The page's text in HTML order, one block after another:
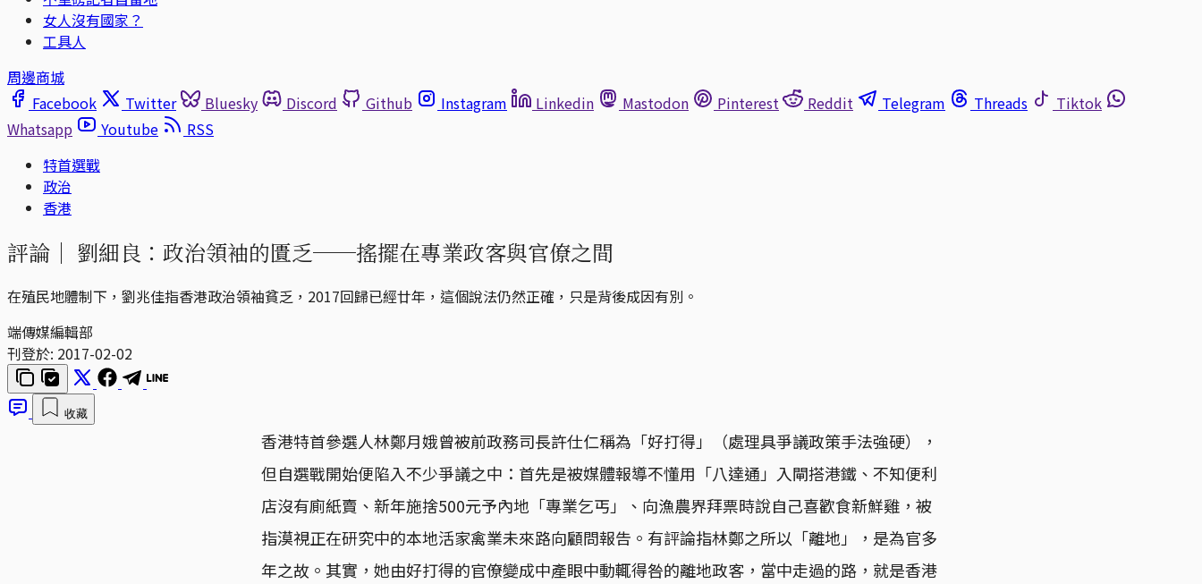
女人沒有國家？
工具人
周邊商城
Facebook
Twitter Bluesky Discord Github Instagram Linkedin Mastodon Pinterest Reddit Telegram Threads
Tiktok
Whatsapp
Youtube
RSS
特首選戰
政治
香港
評論｜ 劉細良：政治領袖的匱乏──搖擺在專業政客與官僚之間
在殖民地體制下，劉兆佳指香港政治領袖貧乏，2017回歸已經廿年，這個說法仍然正確，只是背後成因有別。
端傳媒編輯部
刊登於: 2017-02-02
收藏
香港特首參選人林鄭月娥曾被前政務司長許仕仁稱為「好打得」（處理具爭議政策手法強硬），
但自選戰開始便陷入不少爭議之中：首先是被媒體報導不懂用「八達通」入閘搭港鐵、不知便利
店沒有廁紙賣、新年施捨500元予內地「專業乞丐」、向漁農界拜票時說自己喜歡食新鮮雞，被
指漠視正在研究中的本地活家禽業未來路向顧問報告。有評論指林鄭之所以「離地」，是為官多
年之故。其實，她由好打得的官僚變成中產眼中動輒得咎的離地政客，當中走過的路，就是香港